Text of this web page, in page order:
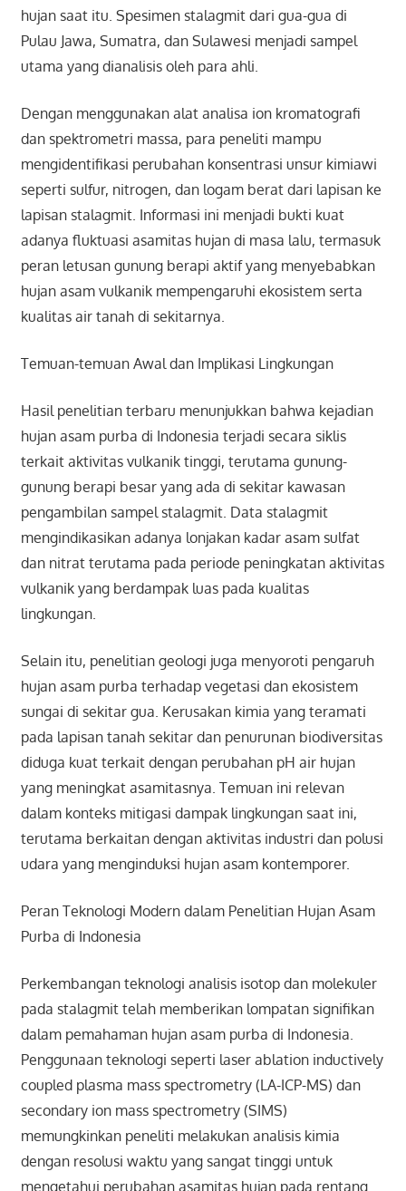
hujan saat itu. Spesimen stalagmit dari gua-gua di
Pulau Jawa, Sumatra, dan Sulawesi menjadi sampel
utama yang dianalisis oleh para ahli.
Dengan menggunakan alat analisa ion kromatografi
dan spektrometri massa, para peneliti mampu
mengidentifikasi perubahan konsentrasi unsur kimiawi
seperti sulfur, nitrogen, dan logam berat dari lapisan ke
lapisan stalagmit. Informasi ini menjadi bukti kuat
adanya fluktuasi asamitas hujan di masa lalu, termasuk
peran letusan gunung berapi aktif yang menyebabkan
hujan asam vulkanik mempengaruhi ekosistem serta
kualitas air tanah di sekitarnya.
Temuan-temuan Awal dan Implikasi Lingkungan
Hasil penelitian terbaru menunjukkan bahwa kejadian
hujan asam purba di Indonesia terjadi secara siklis
terkait aktivitas vulkanik tinggi, terutama gunung-
gunung berapi besar yang ada di sekitar kawasan
pengambilan sampel stalagmit. Data stalagmit
mengindikasikan adanya lonjakan kadar asam sulfat
dan nitrat terutama pada periode peningkatan aktivitas
vulkanik yang berdampak luas pada kualitas
lingkungan.
Selain itu, penelitian geologi juga menyoroti pengaruh
hujan asam purba terhadap vegetasi dan ekosistem
sungai di sekitar gua. Kerusakan kimia yang teramati
pada lapisan tanah sekitar dan penurunan biodiversitas
diduga kuat terkait dengan perubahan pH air hujan
yang meningkat asamitasnya. Temuan ini relevan
dalam konteks mitigasi dampak lingkungan saat ini,
terutama berkaitan dengan aktivitas industri dan polusi
udara yang menginduksi hujan asam kontemporer.
Peran Teknologi Modern dalam Penelitian Hujan Asam
Purba di Indonesia
Perkembangan teknologi analisis isotop dan molekuler
pada stalagmit telah memberikan lompatan signifikan
dalam pemahaman hujan asam purba di Indonesia.
Penggunaan teknologi seperti laser ablation inductively
coupled plasma mass spectrometry (LA-ICP-MS) dan
secondary ion mass spectrometry (SIMS)
memungkinkan peneliti melakukan analisis kimia
dengan resolusi waktu yang sangat tinggi untuk
mengetahui perubahan asamitas hujan pada rentang